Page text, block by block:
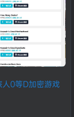
0等D加密游戏